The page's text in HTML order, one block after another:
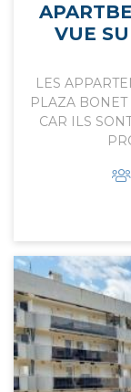
VUE
LES
PLAZA BONET
CAR ILS